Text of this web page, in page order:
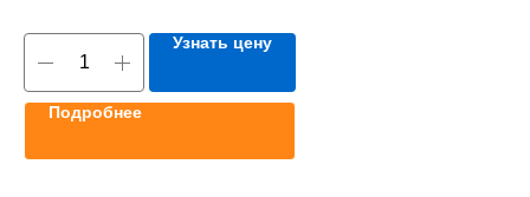
Узнать цену
Подробнее